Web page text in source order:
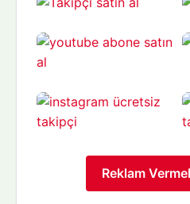
Reklam